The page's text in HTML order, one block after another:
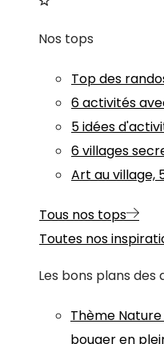
Nos tops
Top des
6 activités
5 idées
6 villages
Art au village,
Tous nos tops
Toutes nos
Les bons plans des
Thème Nature
bouger en